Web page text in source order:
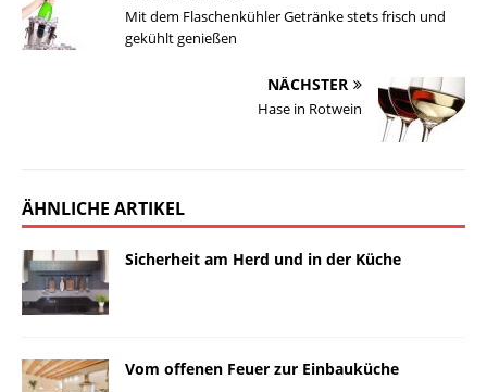
Mit dem Flaschenkühler Getränke stets frisch und
gekühlt genießen
NÄCHSTER
Hase in Rotwein
ÄHNLICHE ARTIKEL
Sicherheit am Herd und in der Küche
Vom offenen Feuer zur Einbauküche